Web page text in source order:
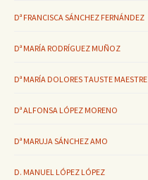
Dª FRANCISCA SÁNCHEZ FERNÁNDEZ
Dª MARÍA RODRÍGUEZ MUÑOZ
Dª MARÍA DOLORES TAUSTE MAESTRE
Dª ALFONSA LÓPEZ MORENO
Dª MARUJA SÁNCHEZ AMO
D. MANUEL LÓPEZ LÓPEZ